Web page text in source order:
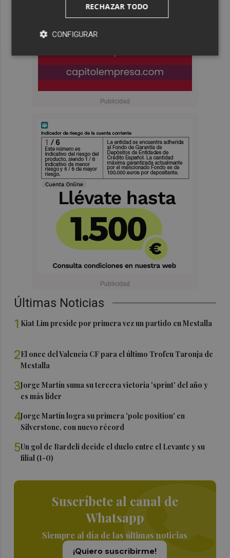
Últimas Noticias
1 Kiat Lim preside por primera vez un partido en Mestalla
2El once del Valencia CF para el último Trofeu Taronja de
Mestalla
3Jorge Martín suma su tercera victoria 'sprint' del año y
es más líder
4Jorge Martín logra su primera 'pole position' en
Silverstone, con nuevo récord
5Un gol de Bardeli decide el duelo entre el Levante y su
filial (1-0)
Suscríbete al canal de
Whatsapp
Siempre al día de las últimas noticias
¡Quiero suscribirme!
RECHAZAR TODO
CONFIGURAR